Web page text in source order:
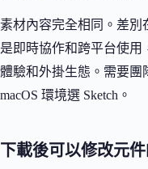
素材內容完全相同。差別
是即時協作和跨平台使用
體驗和外掛生態。需要團
macOS 環境選 Sketch。
下載後可以修改元